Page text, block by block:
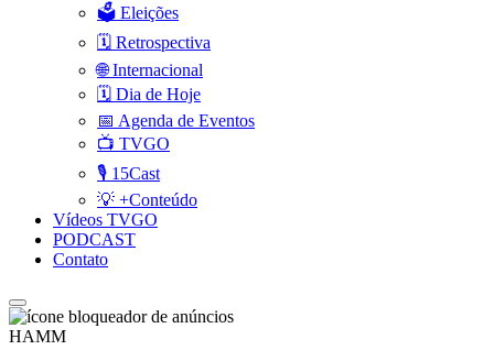
🗳️ Eleições
🗓️ Retrospectiva
🌐 Internacional
🗓️ Dia de Hoje
📅 Agenda de Eventos
📺 TVGO
🎙️ 15Cast
💡 +Conteúdo
Vídeos TVGO
PODCAST
Contato
HAMM